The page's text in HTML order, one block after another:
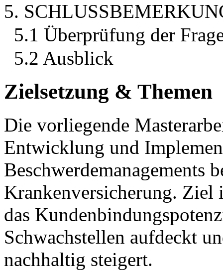
5.
5.1 Überprüfung der
5.2 Ausblick
Zielsetzung & Themen
Die vorliegende
Entwicklung und
Beschwerdemanagements
Krankenversicherung. Ziel
das
Schwachstellen aufdeckt
nachhaltig steigert.